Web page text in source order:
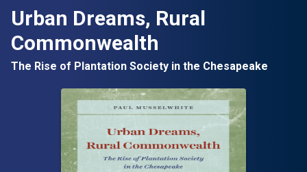
メインコンテンツへスキップ
Urban Dreams, Rural
Commonwealth
The Rise of Plantation Society in the Chesapeake